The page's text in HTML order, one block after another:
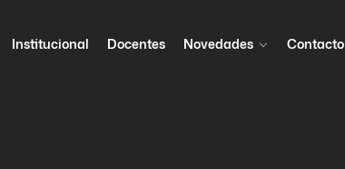
Institucional Docentes Novedades Contacto